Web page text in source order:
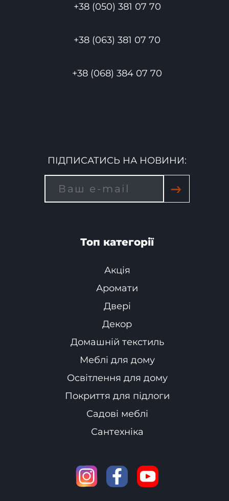
+38 (050) 381 07 70
+38 (063) 381 07 70
+38 (068) 384 07 70
ПІДПИСАТИСЬ НА НОВИНИ:
→
Топ категорії
Акція
Аромати
Двері
Декор
Домашній текстиль
Меблі для дому
Освітлення для дому
Покриття для підлоги
Садові меблі
Сантехніка